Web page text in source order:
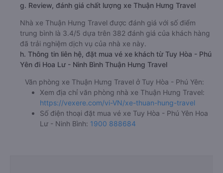
g. Review, đánh giá chất lượng xe Thuận Hưng Travel
Nhà xe Thuận Hưng Travel được đánh giá với số điểm
trung bình là 3.4/5 dựa trên 382 đánh giá của khách hàng
đã trải nghiệm dịch vụ của nhà xe này.
h. Thông tin liên hệ, đặt mua vé xe khách từ Tuy Hòa - Phú
Yên đi Hoa Lư - Ninh Bình Thuận Hưng Travel
Văn phòng xe Thuận Hưng Travel ở Tuy Hòa - Phú Yên:
Xem địa chỉ văn phòng nhà xe Thuận Hưng Travel:
https://vexere.com/vi-VN/xe-thuan-hung-travel
Số điện thoại đặt mua vé xe Tuy Hòa - Phú Yên Hoa
Lư - Ninh Bình: 1900 888684